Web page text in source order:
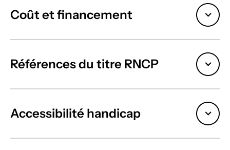
Coût et financement
Références du titre RNCP
Accessibilité handicap